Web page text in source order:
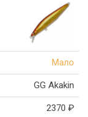
Мало
GG Akakin
2370 ₽